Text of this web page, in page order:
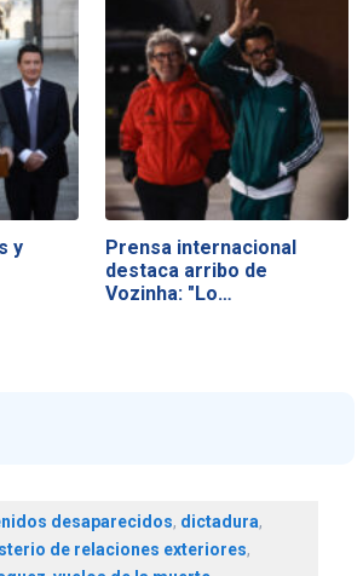
y
Prensa internacional
destaca arribo de
Vozinha: "Lo…
desaparecidos, dictadura,
de relaciones exteriores,